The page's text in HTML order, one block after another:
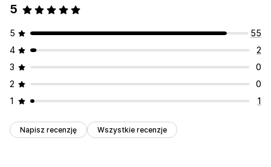
5
5
55
4
2
3
0
2
0
1
1
Napisz recenzję Wszystkie recenzje